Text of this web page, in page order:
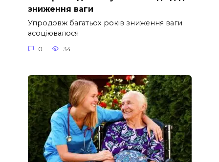
зниження ваги
Упродовж багатьох років зниження ваги
асоціювалося
0 34